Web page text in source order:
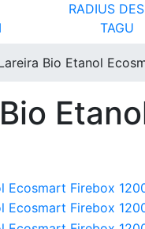
RADIUS
TAGU
Bio Etanol